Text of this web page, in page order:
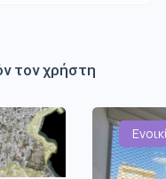
τον χρήστη